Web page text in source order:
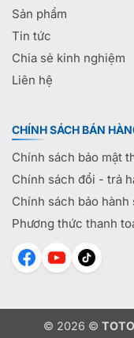
Sản phẩm
Tin tức
Chia sẻ kinh nghiệm
Liên hệ
CHÍNH SÁCH BÁN
Chính sách bảo mật
Chính sách đổi - trả
Chính sách bảo hành
Phương thức thanh
© 2026 ©